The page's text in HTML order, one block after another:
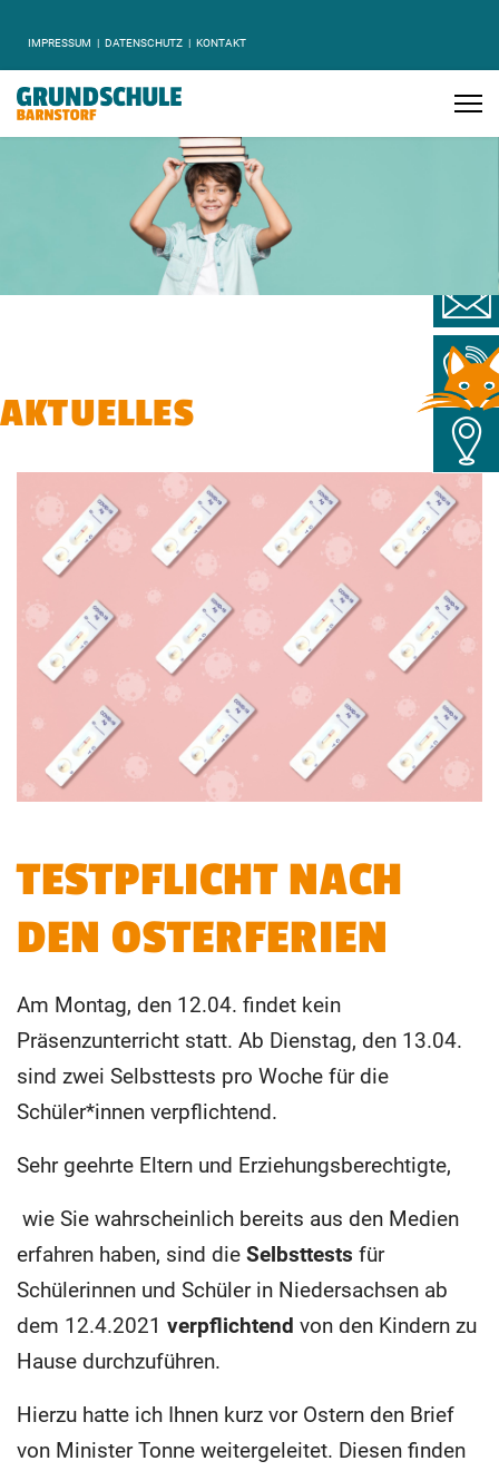
IMPRESSUM DATENSCHUTZ KONTAKT
AKTUELLES
TESTPFLICHT NACH
DEN OSTERFERIEN
Am Montag, den 12.04. findet kein
Präsenzunterricht statt. Ab Dienstag, den 13.04.
sind zwei Selbsttests pro Woche für die
Schüler*innen verpflichtend.
Sehr geehrte Eltern und Erziehungsberechtigte,
wie Sie wahrscheinlich bereits aus den Medien
erfahren haben, sind die Selbsttests für
Schülerinnen und Schüler in Niedersachsen ab
dem 12.4.2021 verpflichtend von den Kindern zu
Hause durchzuführen.
Hierzu hatte ich Ihnen kurz vor Ostern den Brief
von Minister Tonne weitergeleitet. Diesen finden